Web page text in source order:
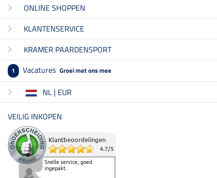
ONLINE SHOPPEN
KLANTENSERVICE
KRAMER PAARDENSPORT
1 Vacatures Groei met ons mee
NL | EUR
VEILIG INKOPEN
Klantbeoordelingen
4.7/5
Snelle service, goed
ingepakt.